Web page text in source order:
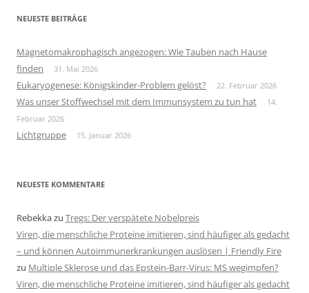
NEUESTE BEITRÄGE
Magnetomakrophagisch angezogen: Wie Tauben nach Hause
finden
31. Mai 2026
Eukaryogenese: Königskinder-Problem gelöst? 22. Februar 2026
Was unser Stoffwechsel mit dem Immunsystem zu tun hat
14.
Februar 2026
Lichtgruppe 15. Januar 2026
NEUESTE KOMMENTARE
Rebekkazu Tregs: Der verspätete Nobelpreis
Viren, die menschliche Proteine imitieren, sind häufiger als gedacht
– und können Autoimmunerkrankungen auslösen | Friendly Fire
zu Multiple Sklerose und das Epstein-Barr-Virus: MS wegimpfen?
Viren, die menschliche Proteine imitieren, sind häufiger als gedacht